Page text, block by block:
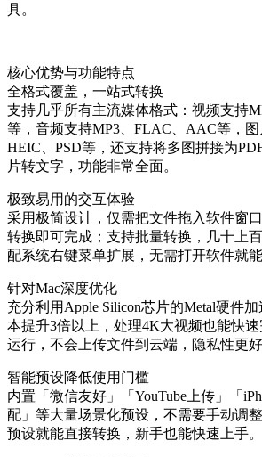
具。
核心优势与功能特点
全格式覆盖，一站式转换‌
支持几乎所有主流媒体格式：视频支持
等，音频支持MP3、FLAC、AAC等，图
HEIC、PSD等，还支持将多图拼接为
片转文字，功能非常全面。
极致易用的交互体验‌
采用极简设计，仅需把文件拖入软件窗
转换即可完成；支持批量转换，几十上
配系统右键菜单扩展，无需打开软件就能
针对Mac深度优化‌
充分利用Apple Silicon芯片的Metal硬件
本提升3倍以上，处理4K大视频也能快
运行，不会上传文件到云端，隐私性更
智能预设降低使用门槛‌
内置「微信友好」「YouTube上传」「
配」等大量场景化预设，不需要手动调
预设就能直接转换，新手也能快速上手。